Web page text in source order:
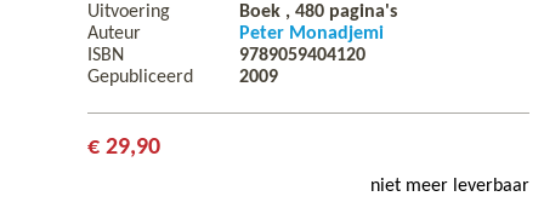
Uitvoering Boek , 480 pagina's
Auteur
Peter Monadjemi
ISBN
9789059404120
Gepubliceerd
2009
€ 29,90
niet meer leverbaar